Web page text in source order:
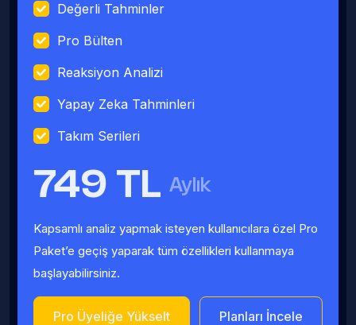
Değerli Tahminler
Pro Bülten
Reaksiyon Analizi
Yapay Zeka Tahminleri
Takım Serileri
749 TL Aylık
Kapsamlı analiz yapmak isteyen kullanıcılara özel Pro
Paket’e geçiş yaparak tüm özellikleri kullanmaya
başlayabilirsiniz.
Pro Üyeliğe Yükselt Planları İncele